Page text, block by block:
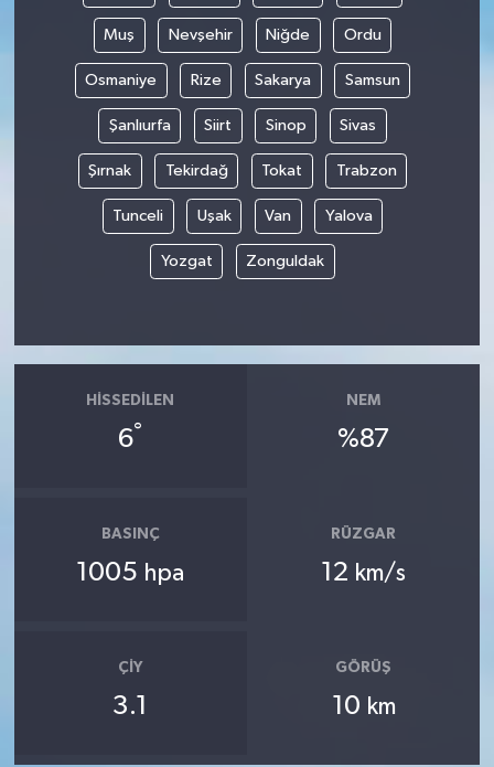
Muş Nevşehir Niğde Ordu
Osmaniye Rize Sakarya Samsun
Şanlıurfa Siirt Sinop Sivas
Şırnak Tekirdağ Tokat Trabzon
Tunceli Uşak Van Yalova
Yozgat Zonguldak
HISSEDILEN
6°
NEM
%87
BASINÇ
1005 hpa
RÜZGAR
12 km/s
ÇIY
3.1
GÖRÜŞ
10 km